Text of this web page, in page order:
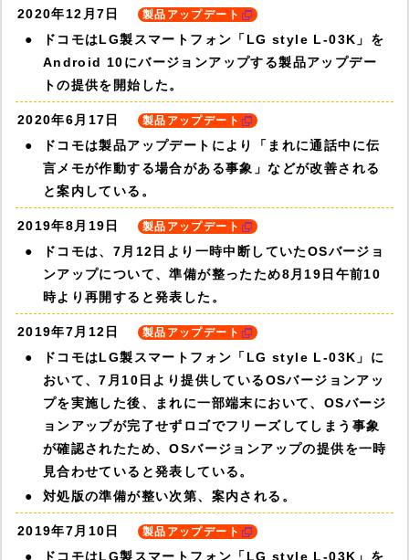
2020年12月7日 製品アップデート
ドコモはLG製スマートフォン「LG style L-03K」を
Android 10にバージョンアップする製品アップデー
トの提供を開始した。
2020年6月17日 製品アップデート
ドコモは製品アップデートにより「まれに通話中に伝
言メモが作動する場合がある事象」などが改善される
と案内している。
2019年8月19日 製品アップデート
ドコモは、7月12日より一時中断していたOSバージョ
ンアップについて、準備が整ったため8月19日午前10
時より再開すると発表した。
2019年7月12日 製品アップデート
ドコモはLG製スマートフォン「LG style L-03K」に
おいて、7月10日より提供しているOSバージョンアッ
プを実施した後、まれに一部端末において、OSバージ
ョンアップが完了せずロゴでフリーズしてしまう事象
が確認されたため、OSバージョンアップの提供を一時
見合わせていると発表している。
対処版の準備が整い次第、案内される。
2019年7月10日 製品アップデート
ドコモはLG製スマートフォン「LG style L-03K」を